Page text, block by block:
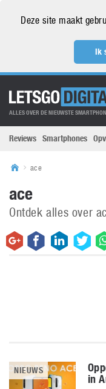
Deze site maakt
Ik
ALLES OVER DE NIEUWSTE
Reviews Smartphones
ace
ace
Ontdek alles over
NIEUWS
in